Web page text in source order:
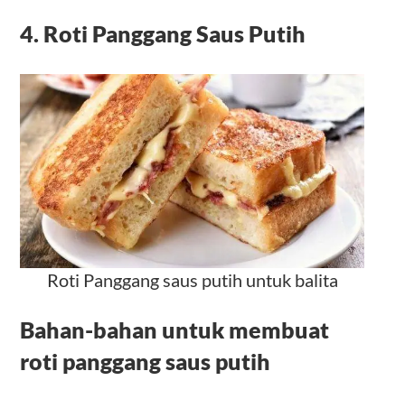
4. Roti Panggang Saus Putih
Roti Panggang saus putih untuk balita
Bahan-bahan untuk membuat
roti panggang saus putih